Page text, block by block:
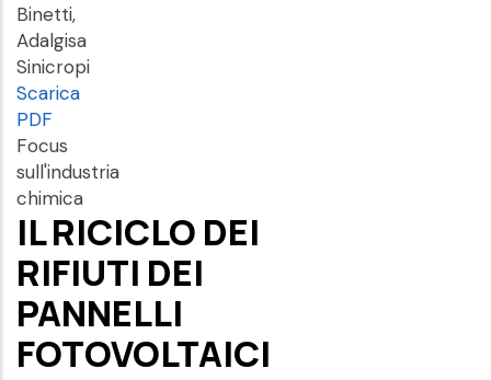
Binetti,
Adalgisa
Sinicropi
Scarica
PDF
Focus
sull'industria
chimica
IL RICICLO DEI
RIFIUTI DEI
PANNELLI
FOTOVOLTAICI